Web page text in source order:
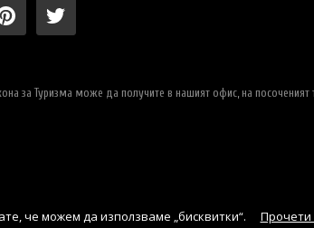
за Туризма може да получите в нашият офис, на посоченият
че можем да използваме „бисквитки“. Прочети